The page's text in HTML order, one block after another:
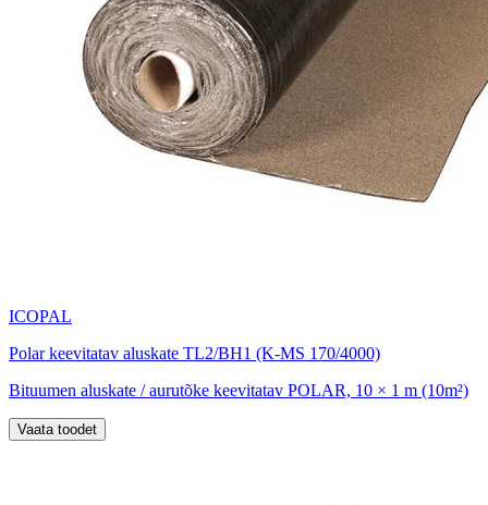
ICOPAL
Polar keevitatav aluskate TL2/BH1 (K-MS 170/4000)
Bituumen aluskate / aurutõke keevitatav POLAR, 10 × 1 m (10m²)
Vaata toodet